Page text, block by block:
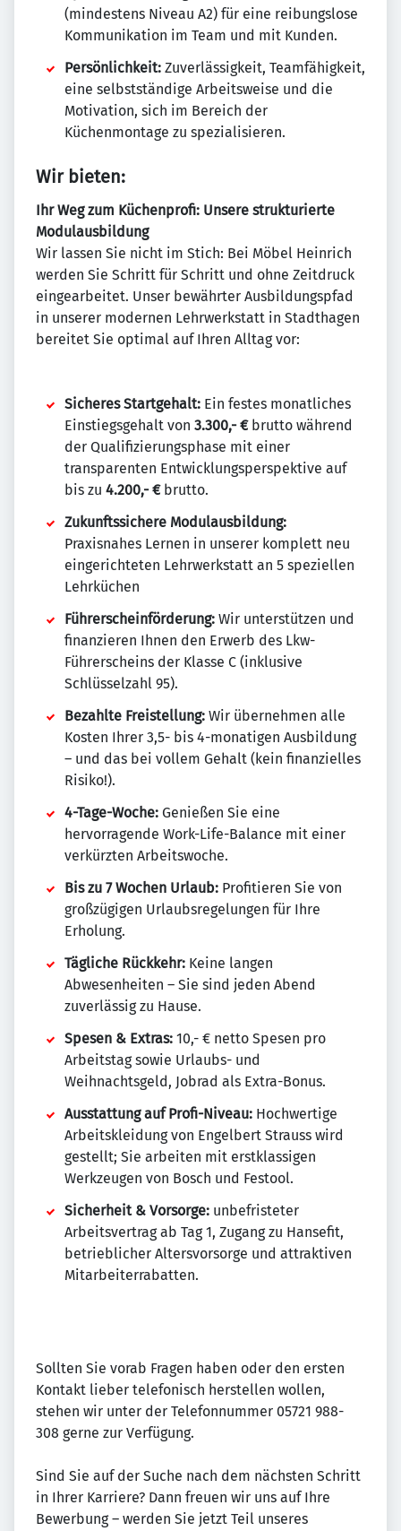
(mindestens Niveau A2) für eine reibungslose
Kommunikation im Team und mit Kunden.
Persönlichkeit: Zuverlässigkeit, Teamfähigkeit,
eine selbstständige Arbeitsweise und die
Motivation, sich im Bereich der
Küchenmontage zu spezialisieren.
Wir bieten:
Ihr Weg zum Küchenprofi: Unsere strukturierte
Modulausbildung
Wir lassen Sie nicht im Stich: Bei Möbel Heinrich
werden Sie Schritt für Schritt und ohne Zeitdruck
eingearbeitet. Unser bewährter Ausbildungspfad
in unserer modernen Lehrwerkstatt in Stadthagen
bereitet Sie optimal auf Ihren Alltag vor:
Sicheres Startgehalt: Ein festes monatliches
Einstiegsgehalt von 3.300,- €brutto während
der Qualifizierungsphase mit einer
transparenten Entwicklungsperspektive auf
bis zu 4.200,- €brutto.
Zukunftssichere Modulausbildung:
Praxisnahes Lernen in unserer komplett neu
eingerichteten Lehrwerkstatt an 5 speziellen
Lehrküchen
Führerscheinförderung: Wir unterstützen und
finanzieren Ihnen den Erwerb des Lkw-
Führerscheins der Klasse C (inklusive
Schlüsselzahl 95).
Bezahlte Freistellung: Wir übernehmen alle
Kosten Ihrer 3,5- bis 4-monatigen Ausbildung
– und das bei vollem Gehalt (kein finanzielles
Risiko!).
4-Tage-Woche: Genießen Sie eine
hervorragende Work-Life-Balance mit einer
verkürzten Arbeitswoche.
Bis zu 7 Wochen Urlaub: Profitieren Sie von
großzügigen Urlaubsregelungen für Ihre
Erholung.
Tägliche Rückkehr: Keine langen
Abwesenheiten – Sie sind jeden Abend
zuverlässig zu Hause.
Spesen & Extras: 10,- € netto Spesen pro
Arbeitstag sowie Urlaubs- und
Weihnachtsgeld, Jobrad als Extra-Bonus.
Ausstattung auf Profi-Niveau: Hochwertige
Arbeitskleidung von Engelbert Strauss wird
gestellt; Sie arbeiten mit erstklassigen
Werkzeugen von Bosch und Festool.
Sicherheit & Vorsorge: unbefristeter
Arbeitsvertrag ab Tag 1, Zugang zu Hansefit,
betrieblicher Altersvorsorge und attraktiven
Mitarbeiterrabatten.
Sollten Sie vorab Fragen haben oder den ersten
Kontakt lieber telefonisch herstellen wollen,
stehen wir unter der Telefonnummer 05721 988-
308 gerne zur Verfügung.
Sind Sie auf der Suche nach dem nächsten Schritt
in Ihrer Karriere? Dann freuen wir uns auf Ihre
Bewerbung – werden Sie jetzt Teil unseres